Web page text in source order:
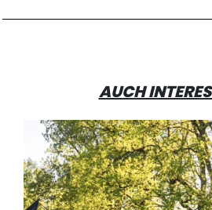
AUCH